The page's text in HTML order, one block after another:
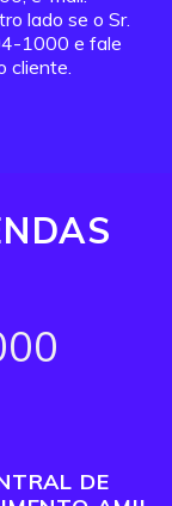
lado se o Sr.
1000 e fale
cliente.
DE